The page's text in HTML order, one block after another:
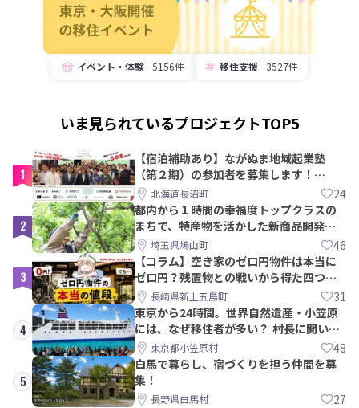
イベント・体験 5156件 移住支援 3527件
いま見られているプロジェクトTOP5
1
【宿泊補助あり】ながぬま地域起業塾
（第２期）の参加者を募集します！
【8/21〆】
北海道長沼町 24
2
都内から１時間の幸福度トップクラスの
まちで、特産物を活かした新商品開発＆
PRメンバー募集！
埼玉県鳩山町 46
3
【コラム】空き家のゼロ円物件は本当に
ゼロ円？残置物との戦いから得た四つの
教訓｜新上五島町
長崎県新上五島町 31
4
東京から24時間。世界自然遺産・小笠原
には、なぜ移住者が多い？ 村長に聞いて
みた東京都小笠原村 48
5
白馬で暮らし、宿づくりを担う仲間を募
集！
長野県白馬村 27